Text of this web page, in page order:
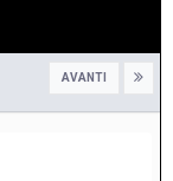
AVANTI